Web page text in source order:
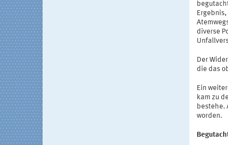
diverse
Der
die das
Ein
kam zu
bestehe.
worden.